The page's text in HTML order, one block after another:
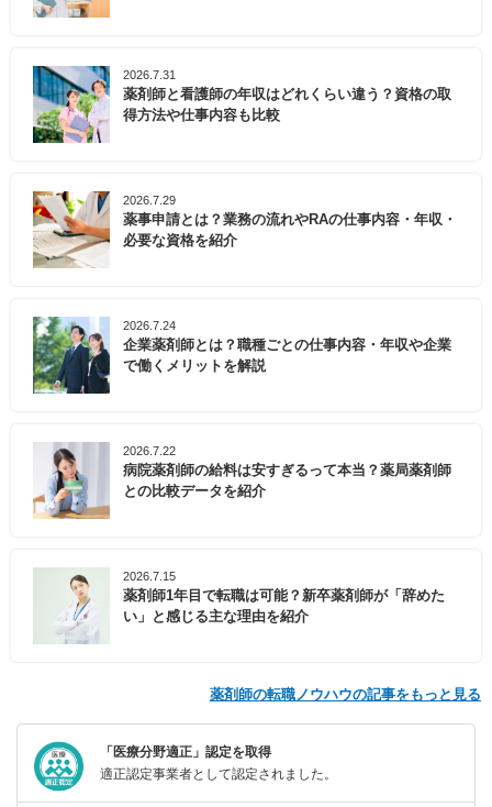
2026.7.31
薬剤師と看護師の年収はどれくらい違う？資格の取
得方法や仕事内容も比較
2026.7.29
薬事申請とは？業務の流れやRAの仕事内容・年収・
必要な資格を紹介
2026.7.24
企業薬剤師とは？職種ごとの仕事内容・年収や企業
で働くメリットを解説
2026.7.22
病院薬剤師の給料は安すぎるって本当？薬局薬剤師
との比較データを紹介
2026.7.15
薬剤師1年目で転職は可能？新卒薬剤師が「辞めた
い」と感じる主な理由を紹介
薬剤師の転職ノウハウの記事をもっと見る
「医療分野適正」認定を取得
適正認定事業者として認定されました。